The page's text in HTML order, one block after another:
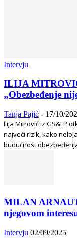
Intervju
ILIJA
„Obezbeđenje
Tanja Pajić - 17/10/
Ilija Mitrović iz GS&LP
najveći rizik, kako
budućnost
MILAN
njegovom
Intervju 02/09/2025